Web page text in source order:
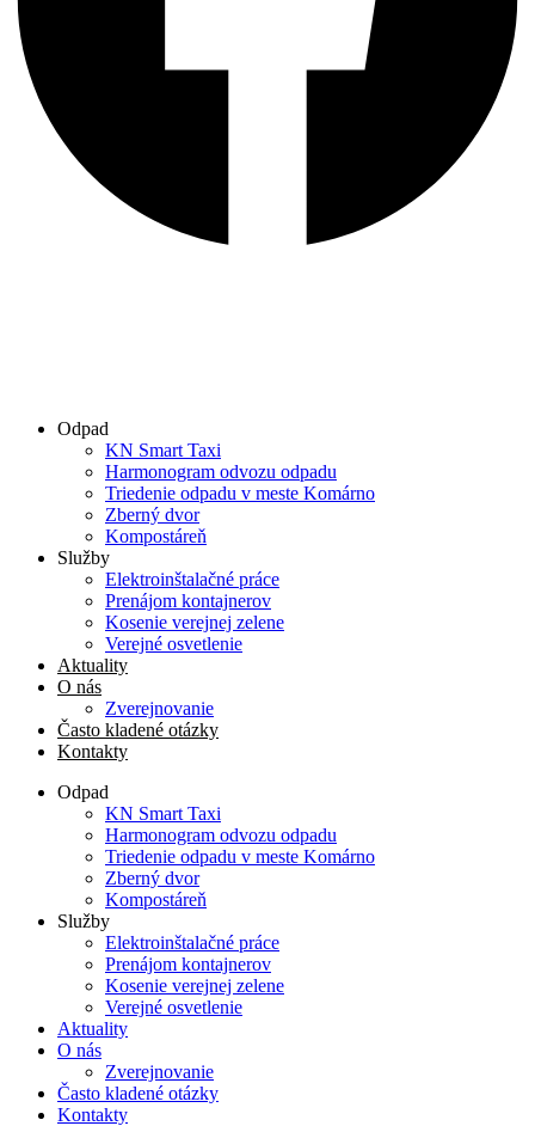
Odpad
KN Smart Taxi
Harmonogram odvozu odpadu
Triedenie odpadu v meste Komárno
Zberný dvor
Kompostáreň
Služby
Elektroinštalačné práce
Prenájom kontajnerov
Kosenie verejnej zelene
Verejné osvetlenie
Aktuality
O nás
Zverejnovanie
Často kladené otázky
Kontakty
Odpad
KN Smart Taxi
Harmonogram odvozu odpadu
Triedenie odpadu v meste Komárno
Zberný dvor
Kompostáreň
Služby
Elektroinštalačné práce
Prenájom kontajnerov
Kosenie verejnej zelene
Verejné osvetlenie
Aktuality
O nás
Zverejnovanie
Často kladené otázky
Kontakty